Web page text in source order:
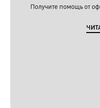
Получите помощь от